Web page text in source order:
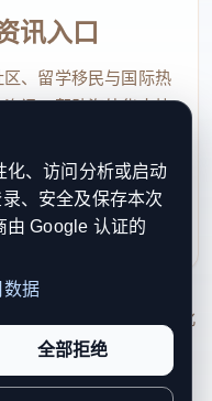
讯入口
、留学移民与国际热
讯，帮助海外华人快
处理站务、投稿与权
本网站持续优化
，以提升品牌信任感和
化、访问分析或启动
、安全及保存本次
由 Google 认证的
数据
全部拒绝